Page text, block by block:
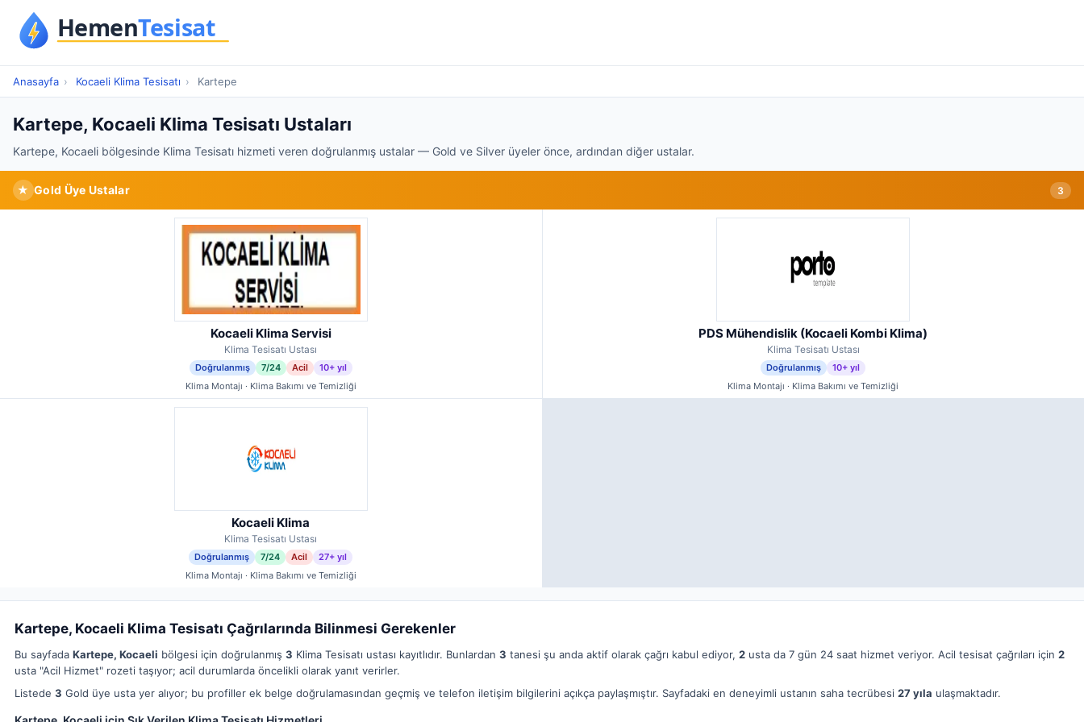
Anasayfa › Kocaeli Klima Tesisatı › Kartepe
Kartepe, Kocaeli Klima Tesisatı Ustaları
Kartepe, Kocaeli bölgesinde Klima Tesisatı hizmeti veren doğrulanmış ustalar — Gold ve Silver üyeler önce, ardından diğer ustalar.
★ Gold Üye Ustalar 3
Kocaeli Klima Servisi
Klima Tesisatı Ustası
Doğrulanmış 7/24 Acil
10+ yıl
Klima Montajı · Klima Bakımı ve Temizliği
PDS Mühendislik (Kocaeli Kombi Klima)
Klima Tesisatı Ustası
Doğrulanmış
10+ yıl
Klima Montajı · Klima Bakımı ve Temizliği
Kocaeli Klima
Klima Tesisatı Ustası
Doğrulanmış 7/24 Acil
27+ yıl
Klima Montajı · Klima Bakımı ve Temizliği
Kartepe, Kocaeli Klima Tesisatı Çağrılarında Bilinmesi Gerekenler
Bu sayfada Kartepe, Kocaeli bölgesi için doğrulanmış 3 Klima Tesisatı ustası kayıtlıdır. Bunlardan 3 tanesi şu anda aktif olarak çağrı kabul ediyor, 2 usta da 7 gün 24 saat hizmet veriyor. Acil tesisat çağrıları için 2
usta "Acil Hizmet" rozeti taşıyor; acil durumlarda öncelikli olarak yanıt verirler.
Listede 3 Gold üye usta yer alıyor; bu profiller ek belge doğrulamasından geçmiş ve telefon iletişim bilgilerini açıkça paylaşmıştır. Sayfadaki en deneyimli ustanın saha tecrübesi 27 yıla ulaşmaktadır.